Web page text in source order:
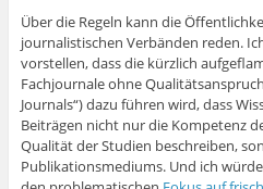
Über die Regeln kann die
journalistischen Verbänden reden.
vorstellen, dass die kürzlich
Fachjournale ohne
Journals“) dazu führen wird, dass
Beiträgen nicht nur die Kompetenz
Qualität der Studien beschreiben,
Publikationsmediums. Und ich